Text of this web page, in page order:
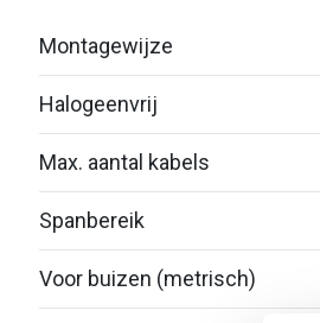
Montagewijze
Halogeenvrij
Max. aantal kabels
Spanbereik
Voor buizen (metrisch)